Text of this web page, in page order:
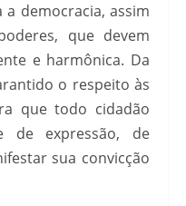
democracia, assim
que devem
e harmônica. Da
o respeito às
que todo cidadão
de expressão, de
sua convicção